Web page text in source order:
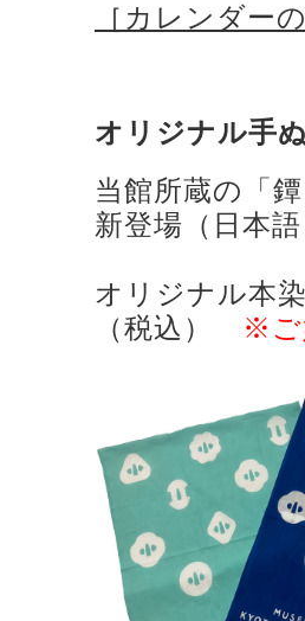
［カレンダー
オリジナル手
当館所蔵の「
新登場（日本
オリジナル本
（税込）
※ご